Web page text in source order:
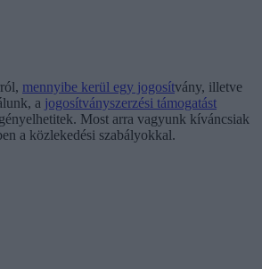
mennyibe kerül egy jogosítvány, illetve
a jogosítványszerzési támogatást
Most arra vagyunk kíváncsiak
a közlekedési szabályokkal.